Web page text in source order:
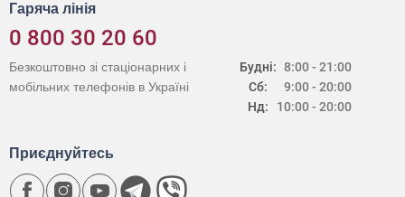
Гаряча лінія
0 800 30 20 60
Будні:
Сб:
Нд:
8:00 - 21:00
9:00 - 20:00
10:00 - 20:00
Безкоштовно зі стаціонарних і
мобільних телефонів в Україні
Приєднуйтесь